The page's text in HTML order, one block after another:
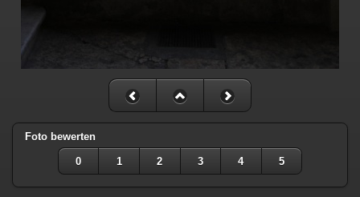
Foto bewerten
0 1 2 3 4 5